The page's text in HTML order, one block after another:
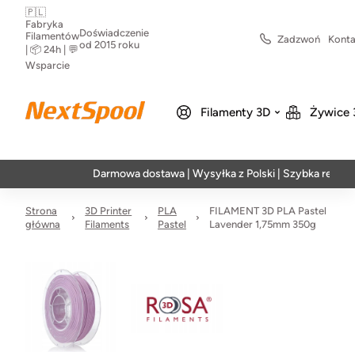
🇵🇱
Fabryka
Filamentów
| 📦 24h | 💬
Wsparcie
Doświadczenie
od 2015 roku
Zadzwoń
Filamenty 3D Żywice
Darmowa dostawa | Wysyłka z Polski | Szybka realizacja w
Strona
główna
3D Printer
Filaments
PLA
Pastel
FILAMENT 3D PLA Pastel
Lavender 1,75mm 350g